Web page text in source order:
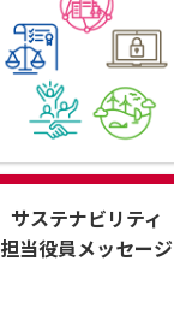
サステナビリティ
担当役員メッセージ